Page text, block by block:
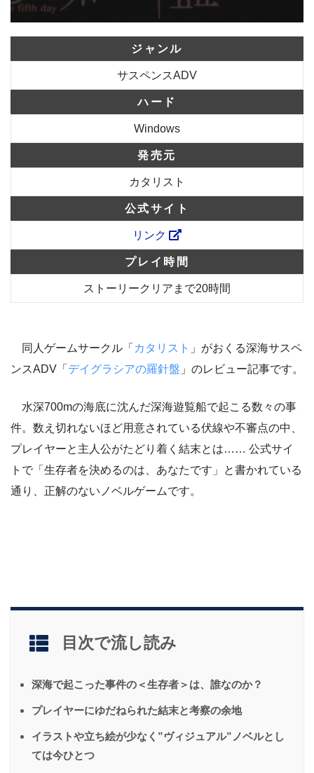
ジャンル
サスペンスADV
ハード
Windows
発売元
カタリスト
公式サイト
リンク
プレイ時間
ストーリークリアまで20時間
同人ゲームサークル「 カタリスト 」がおくる深海サスペ
ンスADV 「 デイグラシアの羅針盤 」のレビュー記事です。
水深700mの海底に沈んだ深海遊覧船で起こる数々の事
件。数え切れないほど用意されている伏線や不審点の中、
プレイヤーと主人公がたどり着く結末とは…… 公式サイ
トで「生存者を決めるのは、あなたです」と書かれている
通り、正解のないノベルゲームです。
目次で流し読み
深海で起こった事件の＜生存者＞は、誰なのか？
プレイヤーにゆだねられた結末と考察の余地
イラストや立ち絵が少なく”ヴィジュアル”ノベルとし
ては今ひとつ